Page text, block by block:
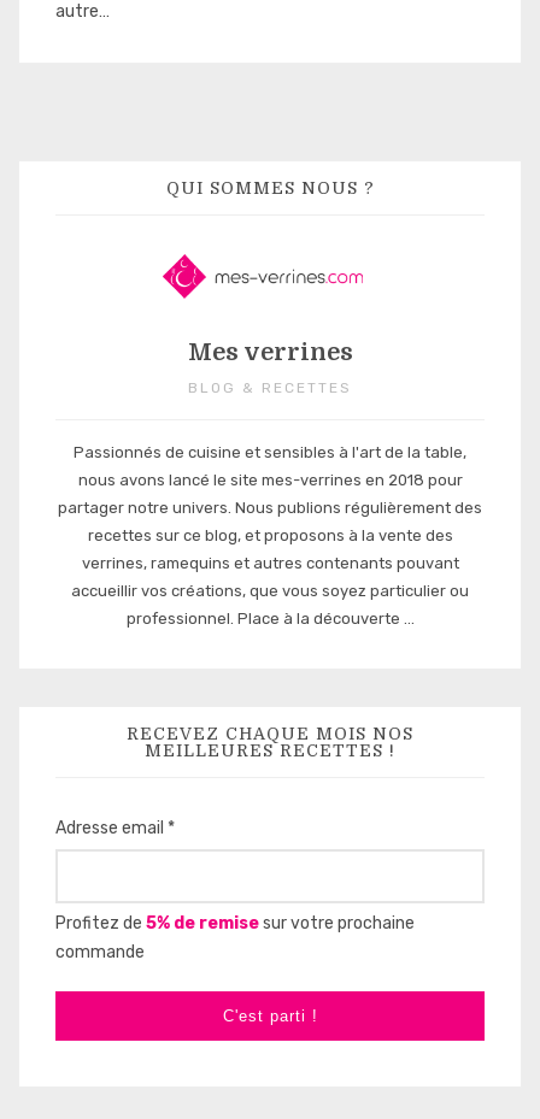
autre…
QUI SOMMES NOUS ?
Mes verrines
BLOG & RECETTES
Passionnés de cuisine et sensibles à l'art de la table,
nous avons lancé le site mes-verrines en 2018 pour
partager notre univers. Nous publions régulièrement des
recettes sur ce blog, et proposons à la vente des
verrines, ramequins et autres contenants pouvant
accueillir vos créations, que vous soyez particulier ou
professionnel. Place à la découverte ...
RECEVEZ CHAQUE MOIS NOS
MEILLEURES RECETTES !
Adresse email *
Profitez de 5% de remisesur votre prochaine
commande
C'est parti !